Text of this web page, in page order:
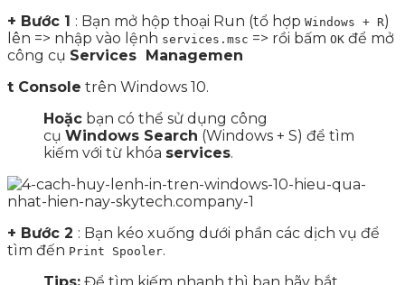
+ Bước 1 : Bạn mở hộp thoại Run (tổ hợp Windows + R)
lên => nhập vào lệnh services.msc => rồi bấm OK để mở
công cụ Services Managemen
t Console trên Windows 10.
Hoặc bạn có thể sử dụng công
cụ Windows Search (Windows + S) để tìm
kiếm với từ khóa services.
+ Bước 2 : Bạn kéo xuống dưới phần các dịch vụ để
tìm đến Print Spooler.